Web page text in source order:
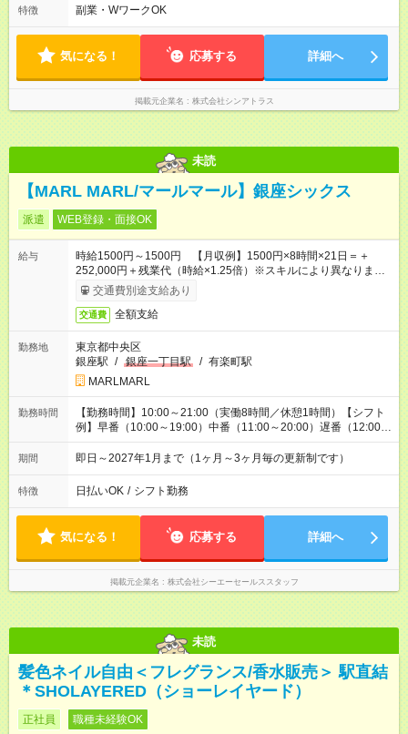
～21：30 の間でシフト制（実働8ｈ＋休憩1h） シフト例（9時
ません
特徴 副業・WワークOK
気になる！ 応募する 詳細へ
掲載元企業名 株式会社シンアトラス
未読
【MARL MARL/マールマール】銀座シックス
派遣 WEB登録・面接OK
給与
時給1500円～1500円 【月収例】1500円×8時間×21日＝＋
252,000円＋残業代（時給×1.25倍）※スキルにより異なりま
す。交通費別途支給あり
交通費 全額支給
勤務地
東京都中央区
銀座駅 / 銀座一丁目駅 / 有楽町駅
MARLMARL
勤務時間
【勤務時間】10:00～21:00（実働8時間／休憩1時間）【シフト
例】早番（10:00～19:00）中番（11:00～20:00）遅番（12:00～
21:00）※働き方の希望などご相談くださいませ！
期間 即日～2027年1月まで（1ヶ月～3ヶ月毎の更新制です）
特徴 日払いOK / シフト勤務
気になる！ 応募する 詳細へ
掲載元企業名 株式会社シーエーセールススタッフ
未読
髪色ネイル自由＜フレグランス/香水販売＞ 駅直結
＊SHOLAYERED（ショーレイヤード）
正社員 職種未経験OK